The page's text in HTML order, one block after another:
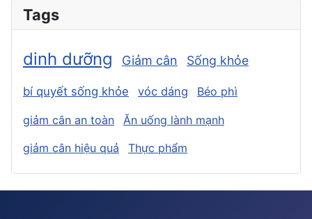
Tags
dinh dưỡng Giảm cân Sống khỏe
bí quyết sống khỏe vóc dáng Béo phì
giảm cân an toàn
Ăn uống lành mạnh
giảm cân hiệu quả
Thực phẩm